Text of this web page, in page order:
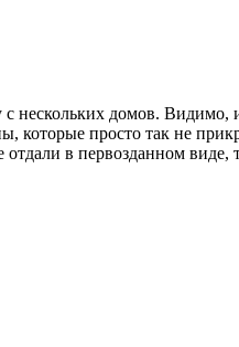
нескольких домов.
которые просто так не
в первозданном виде,